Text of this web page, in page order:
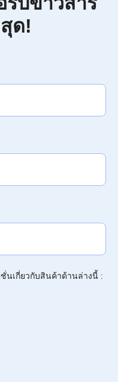
ด!
นเกี่ยวกับสินค้าด้านล่างนี้ :